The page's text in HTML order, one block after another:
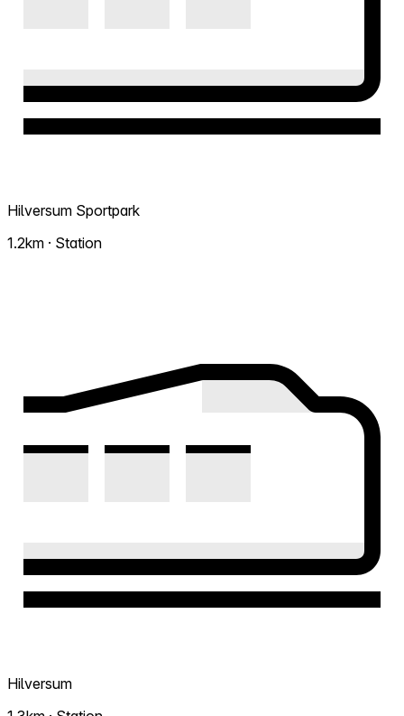
Hilversum Sportpark
1.2km · Station
Hilversum